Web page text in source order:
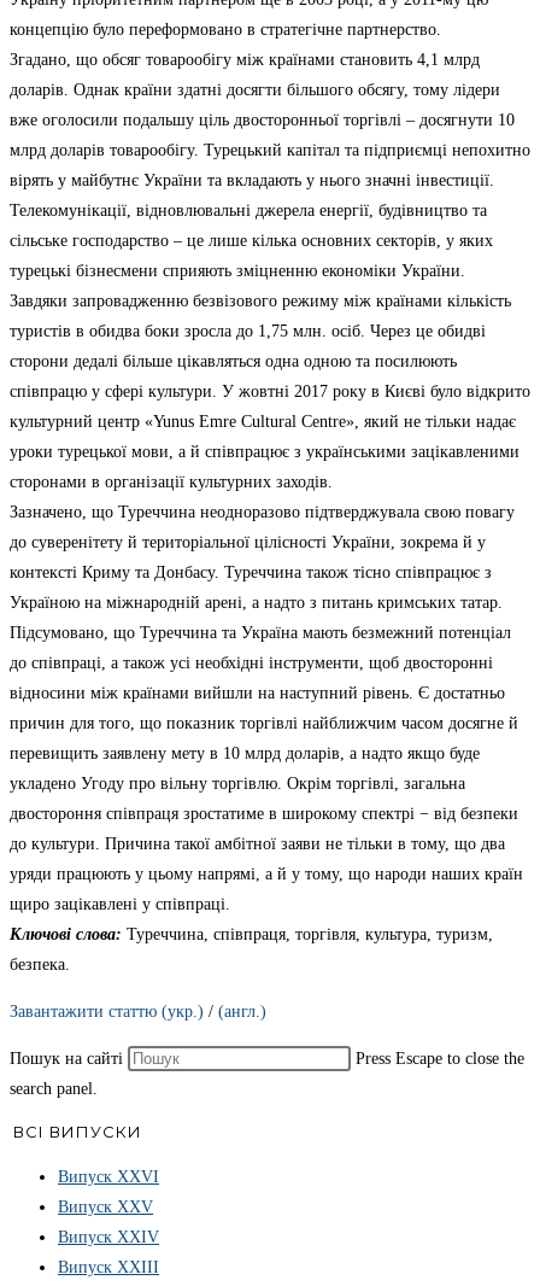
концепцію було переформовано в стратегічне партнерство.
Згадано, що обсяг товарообігу між країнами становить 4,1 млрд
доларів. Однак країни здатні досягти більшого обсягу, тому лідери
вже оголосили подальшу ціль двосторонньої торгівлі – досягнути 10
млрд доларів товарообігу. Турецький капітал та підприємці непохитно
вірять у майбутнє України та вкладають у нього значні інвестиції.
Телекомунікації, відновлювальні джерела енергії, будівництво та
сільське господарство – це лише кілька основних секторів, у яких
турецькі бізнесмени сприяють зміцненню економіки України.
Завдяки запровадженню безвізового режиму між країнами кількість
туристів в обидва боки зросла до 1,75 млн. осіб. Через це обидві
сторони дедалі більше цікавляться одна одною та посилюють
співпрацю у сфері культури. У жовтні 2017 року в Києві було відкрито
культурний центр «Yunus Emre Cultural Centre», який не тільки надає
уроки турецької мови, а й співпрацює з українськими зацікавленими
сторонами в організації культурних заходів.
Зазначено, що Туреччина неодноразово підтверджувала свою повагу
до суверенітету й територіальної цілісності України, зокрема й у
контексті Криму та Донбасу. Туреччина також тісно співпрацює з
Україною на міжнародній арені, а надто з питань кримських татар.
Підсумовано, що Туреччина та Україна мають безмежний потенціал
до співпраці, а також усі необхідні інструменти, щоб двосторонні
відносини між країнами вийшли на наступний рівень. Є достатньо
причин для того, що показник торгівлі найближчим часом досягне й
перевищить заявлену мету в 10 млрд доларів, а надто якщо буде
укладено Угоду про вільну торгівлю. Окрім торгівлі, загальна
двостороння співпраця зростатиме в широкому спектрі − від безпеки
до культури. Причина такої амбітної заяви не тільки в тому, що два
уряди працюють у цьому напрямі, а й у тому, що народи наших країн
щиро зацікавлені у співпраці.
Ключові слова: Туреччина, співпраця, торгівля, культура, туризм,
безпека.
Завантажити статтю (укр.) / (англ.)
Пошук на сайті
Press Escape to close the
search panel.
ВСІ ВИПУСКИ
Випуск ХХVІ
Випуск XXV
Випуск XXIV
Випуск XXIII